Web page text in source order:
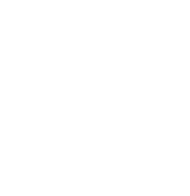
hinein und damit heißt es: Leinen
und damit heißt es: Leinen los